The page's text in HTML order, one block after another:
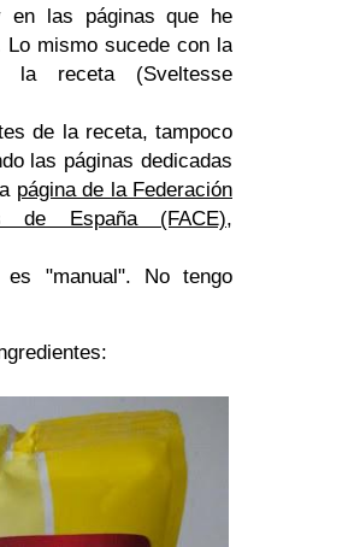
en las páginas que he
mismo sucede con la
la receta (Sveltesse
de la receta, tampoco
las páginas dedicadas
página de la Federación
de España (FACE),
"manual". No tengo